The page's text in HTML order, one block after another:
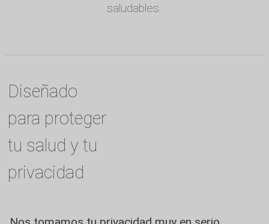
saludables.
Diseñado
para proteger
tu salud y tu
privacidad